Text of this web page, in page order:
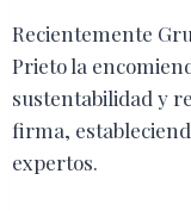
Recientemente
Prieto la
sustentabilidad y
firma,
expertos.